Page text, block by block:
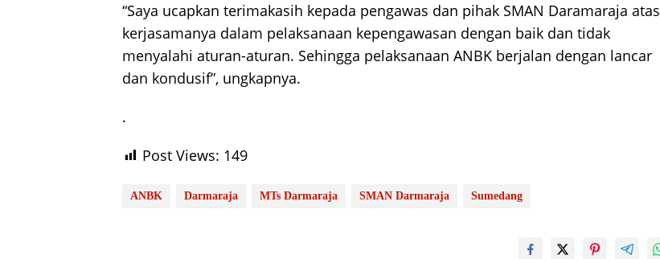
“Saya ucapkan terimakasih kepada pengawas dan pihak SMAN Daramaraja atas
kerjasamanya dalam pelaksanaan kepengawasan dengan baik dan tidak
menyalahi aturan-aturan. Sehingga pelaksanaan ANBK berjalan dengan lancar
dan kondusif”, ungkapnya.
.
Post Views: 149
ANBK Darmaraja MTs Darmaraja SMAN Darmaraja Sumedang